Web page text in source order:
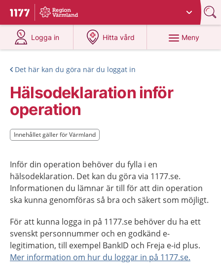
Till startsidan för 1177
Du har valt region
Logga in
på 1177.se
Hitta vård
på 1177.se
Meny
Det här kan du göra när du loggat in
Hälsodeklaration inför
operation
Innehållet gäller för Värmland
Innehållet gäller för Värmland
Inför din operation behöver du fylla i en
hälsodeklaration. Det kan du göra via 1177.se.
Informationen du lämnar är till för att din operation
ska kunna genomföras så bra och säkert som möjligt.
För att kunna logga in på 1177.se behöver du ha ett
svenskt personnummer och en godkänd e-
legitimation, till exempel BankID och Freja e-id plus.
Mer information om hur du loggar in på 1177.se.